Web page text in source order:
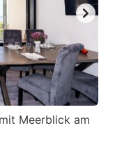
Meerblick am